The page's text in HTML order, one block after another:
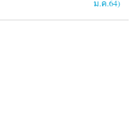
ม.ค.64)